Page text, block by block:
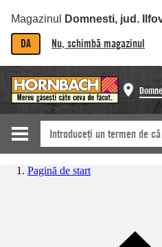
Magazinul Domnesti, jud.
DA Nu, schimbă magazinul
Pagină de start